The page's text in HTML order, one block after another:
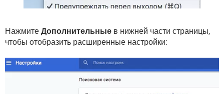
Нажмите Дополнительные в нижней части страницы,
чтобы отобразить расширенные настройки: